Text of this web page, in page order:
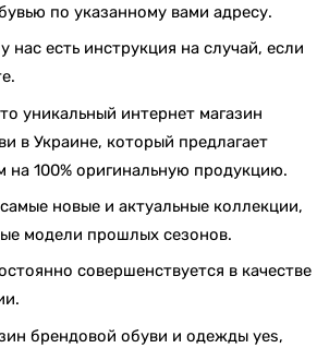
по указанному вами адресу.
нас есть инструкция на случай, если
уникальный интернет магазин
в Украине, который предлагает
на 100% оригинальную продукцию.
новые и актуальные коллекции,
модели прошлых сезонов.
совершенствуется в качестве
брендовой обуви и одежды yes,